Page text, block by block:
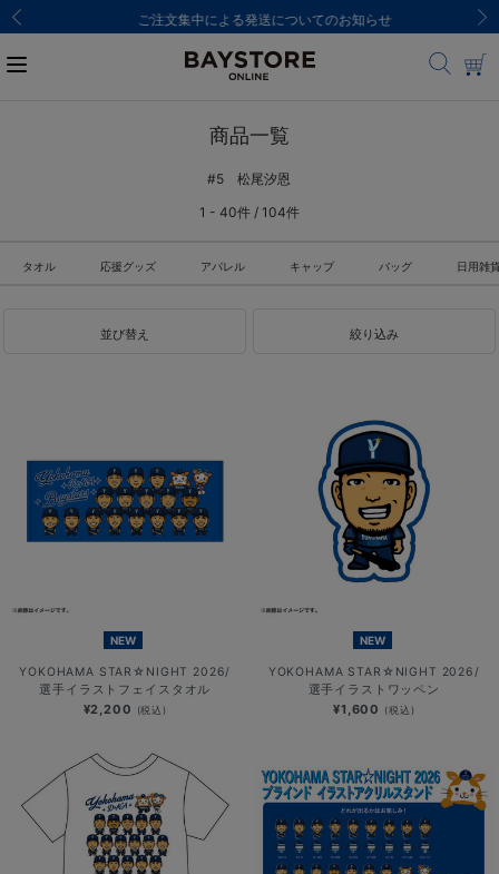
ご注文集中による発送についてのお知らせ
商品一覧
#5 松尾汐恩
1 - 40件 / 104件
タオル 応援グッズ アパレル キャップ バッグ 日用雑
並び替え 絞り込み
NEW
YOKOHAMA STAR☆NIGHT 2026/
選手イラストフェイスタオル
¥2,200 (税込)
NEW
YOKOHAMA STAR☆NIGHT 2026/
選手イラストワッペン
¥1,600 (税込)